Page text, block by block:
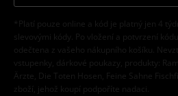
*Platí pouze online a kód je platný jen 4
slevovými kódy. Po vložení a potvrzení
odečtena z vašeho nákupního košíku.
vstupenky, dárkové poukazy, produkty:
Ärzte, Die Toten Hosen, Feine Sahne
zboží, jehož koupí podpoříte nadaci.